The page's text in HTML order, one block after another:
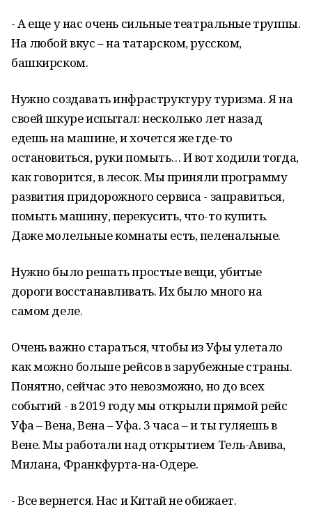
- А еще у нас очень сильные театральные труппы.
На любой вкус – на татарском, русском,
башкирском.
Нужно создавать инфраструктуру туризма. Я на
своей шкуре испытал: несколько лет назад
едешь на машине, и хочется же где-то
остановиться, руки помыть… И вот ходили тогда,
как говорится, в лесок. Мы приняли программу
развития придорожного сервиса - заправиться,
помыть машину, перекусить, что-то купить.
Даже молельные комнаты есть, пеленальные.
Нужно было решать простые вещи, убитые
дороги восстанавливать. Их было много на
самом деле.
Очень важно стараться, чтобы из Уфы улетало
как можно больше рейсов в зарубежные страны.
Понятно, сейчас это невозможно, но до всех
событий - в 2019 году мы открыли прямой рейс
Уфа – Вена, Вена – Уфа. 3 часа – и ты гуляешь в
Вене. Мы работали над открытием Тель-Авива,
Милана, Франкфурта-на-Одере.
- Все вернется. Нас и Китай не обижает.